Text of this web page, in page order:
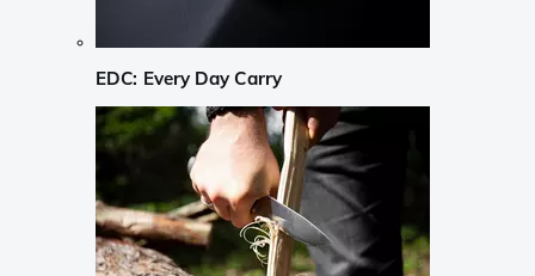
EDC: Every Day Carry